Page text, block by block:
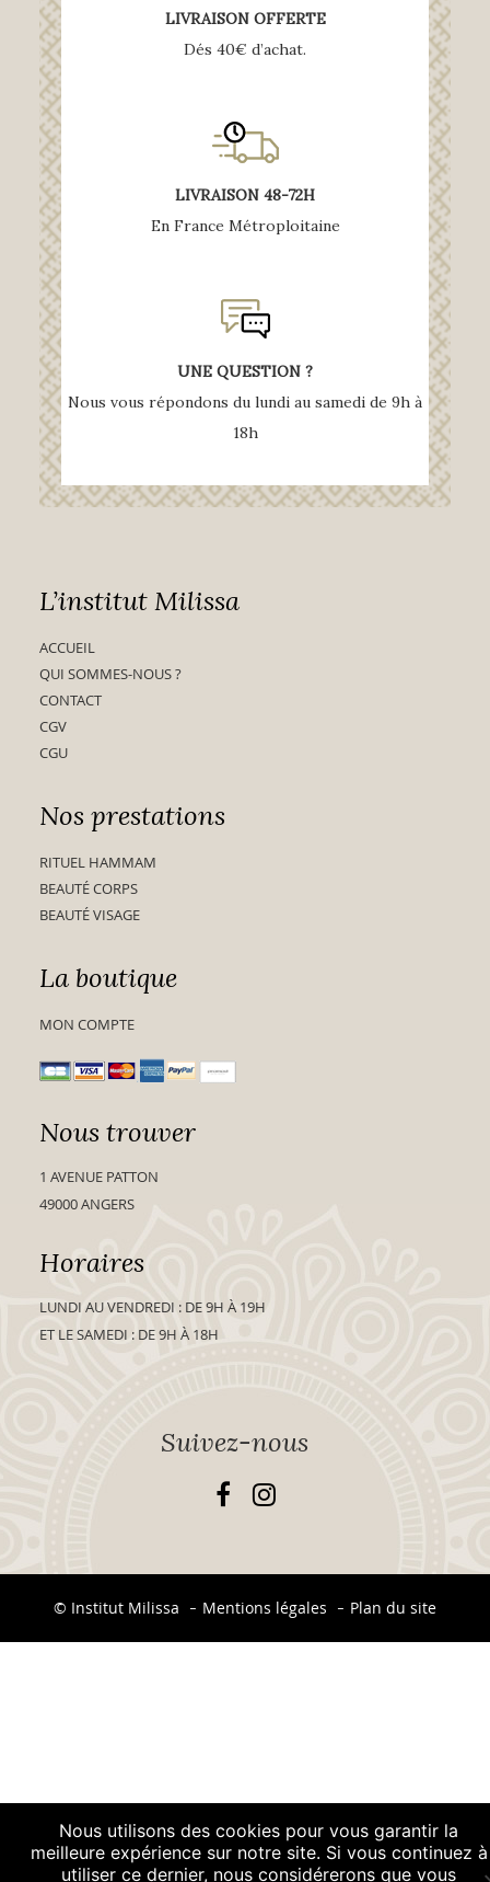
LIVRAISON OFFERTE
Dés 40€ d’achat.
LIVRAISON 48-72H
En France Métroploitaine
UNE QUESTION ?
Nous vous répondons du lundi au samedi de 9h à
18h
L’institut Milissa
ACCUEIL
QUI SOMMES-NOUS ?
CONTACT
CGV
CGU
Nos prestations
RITUEL HAMMAM
BEAUTÉ CORPS
BEAUTÉ VISAGE
La boutique
MON COMPTE
Nous trouver
1 AVENUE PATTON
49000 ANGERS
Horaires
LUNDI AU VENDREDI : DE 9H À 19H
ET LE SAMEDI : DE 9H À 18H
Suivez-nous
© Institut Milissa - Mentions légales - Plan du site
Nous utilisons des cookies pour vous garantir la
meilleure expérience sur notre site. Si vous continuez à
utiliser ce dernier, nous considérerons que vous